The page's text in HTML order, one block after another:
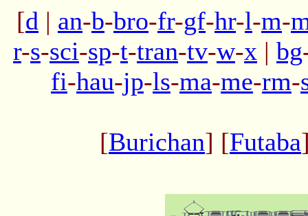
[d | an-b-bro-fr-gf-hr-l-m-
r-s-sci-sp-t-tran-tv-w-x | bg
fi-hau-jp-ls-ma-me-rm-
[Burichan] [Futaba